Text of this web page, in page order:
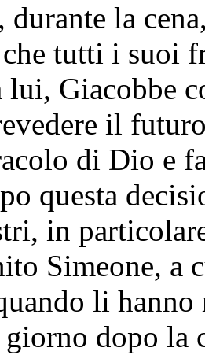
durante la
tutti i suoi
Giacobbe
il
di Dio e
questa
in
Simeone,
li
dopo la